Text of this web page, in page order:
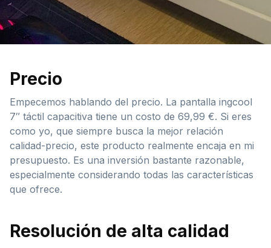
Precio
Empecemos hablando del precio. La pantalla ingcool
7″ táctil capacitiva tiene un costo de 69,99 €. Si eres
como yo, que siempre busca la mejor relación
calidad-precio, este producto realmente encaja en mi
presupuesto. Es una inversión bastante razonable,
especialmente considerando todas las características
que ofrece.
Resolución de alta calidad